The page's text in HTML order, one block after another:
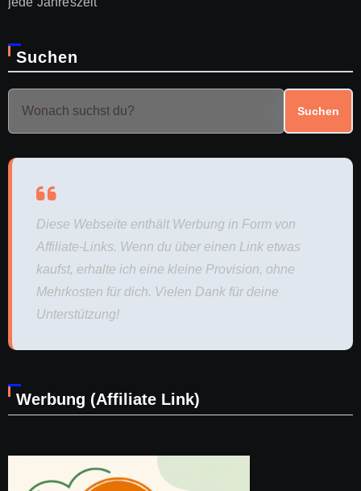
Suchen
Suchen
Diese Webseite enthält Werbung in Form von
Affiliate-Links. Wenn du über einen Link etwas
kaufst, erhalte ich eine kleine Provision, ohne
Mehrkosten für dich. Vielen Dank für deine
Unterstützung!
Werbung (Affiliate Link)